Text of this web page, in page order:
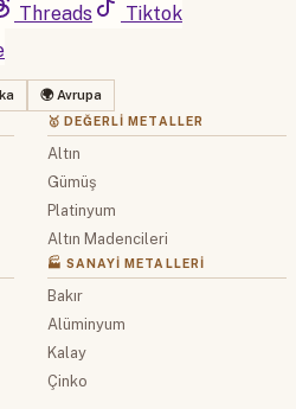
Threads
Tiktok
🌍 Avrupa
🥇 DEĞERLI METALLER
Altın
Gümüş
Platinyum
Altın Madencileri
🏭 SANAYI METALLERI
Bakır
Alüminyum
Kalay
Çinko